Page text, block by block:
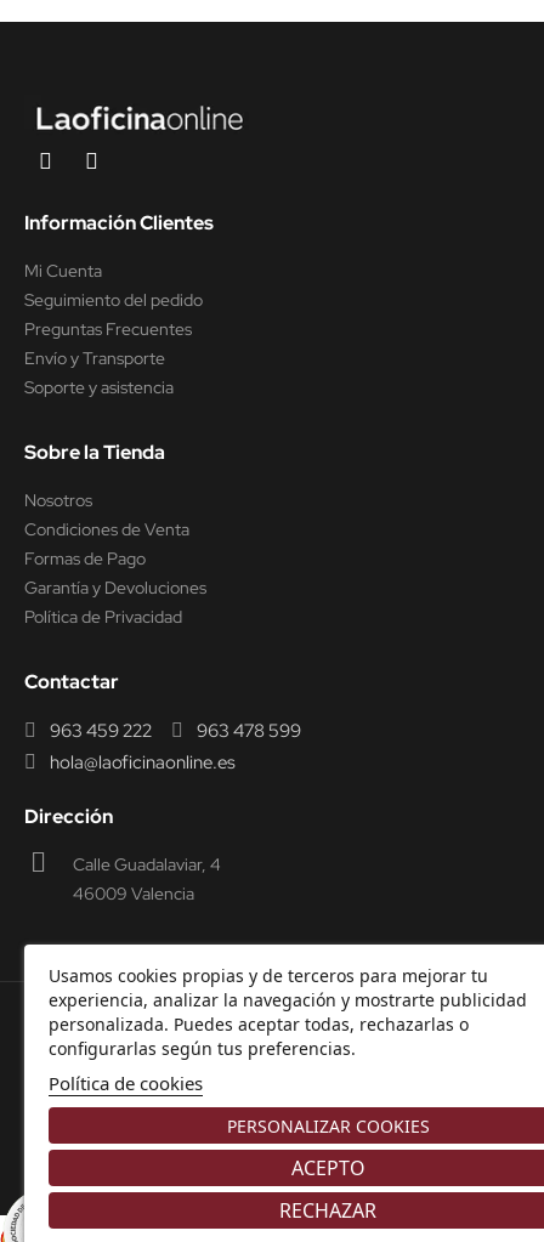
Usamos cookies propias y de terceros para mejorar tu
experiencia, analizar la navegación y mostrarte publicidad
personalizada. Puedes aceptar todas, rechazarlas o
configurarlas según tus preferencias.
Política de cookies
PERSONALIZAR COOKIES
RECHAZAR
ACEPTO
Información Clientes
Mi Cuenta
Seguimiento del pedido
Preguntas Frecuentes
Envío y Transporte
Soporte y asistencia
Sobre la Tienda
Nosotros
Condiciones de Venta
Formas de Pago
Garantía y Devoluciones
Política de Privacidad
Contactar
963 459 222
963 478 599
hola@laoficinaonline.es
Dirección
Calle Guadalaviar, 4
46009 Valencia
© 2000-2026 Laoficinaonline.SIDEOFFICE, S.L. CIF
B98914336 -
Aviso Legal -
Privacidad
Comerciante aprobado por la Sociedad de Opiniones Contrastadas,haga
8.9/10